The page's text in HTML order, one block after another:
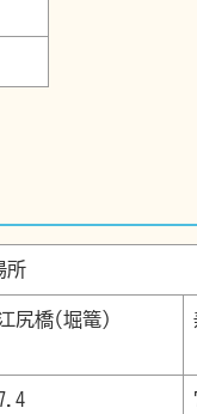
所
尻橋(堀篭)